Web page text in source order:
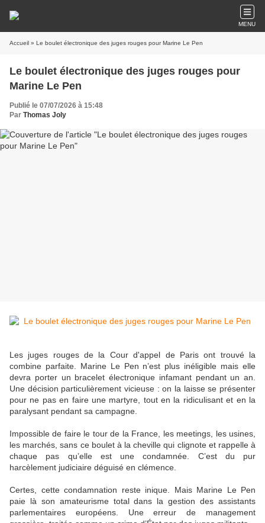
MENU
Accueil » Le boulet électronique des juges rouges pour Marine Le Pen
Le boulet électronique des juges rouges pour
Marine Le Pen
Publié le 07/07/2026 à 15:48
Par Thomas Joly
Les juges rouges de la Cour d'appel de Paris ont trouvé la
combine parfaite. Marine Le Pen n’est plus inéligible mais elle
devra porter un bracelet électronique infamant pendant un an.
Une décision particulièrement vicieuse : on la laisse se présenter
pour ne pas en faire une martyre, tout en la ridiculisant et en la
paralysant pendant sa campagne.
Impossible de faire le tour de la France, les meetings, les usines,
les marchés, sans ce boulet à la cheville qui clignote et rappelle à
chaque pas qu’elle est une condamnée. C’est du pur
harcèlement judiciaire déguisé en clémence.
Certes, cette condamnation reste inique. Mais Marine Le Pen
paie là son amateurisme total dans la gestion des assistants
parlementaires européens. Une erreur de management